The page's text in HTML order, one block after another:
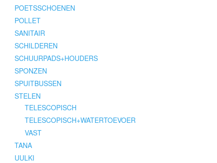
POETSSCHOENEN
POLLET
SANITAIR
SCHILDEREN
SCHUURPADS+HOUDERS
SPONZEN
SPUITBUSSEN
STELEN
TELESCOPISCH
TELESCOPISCH+WATERTOEVOER
VAST
TANA
UULKI